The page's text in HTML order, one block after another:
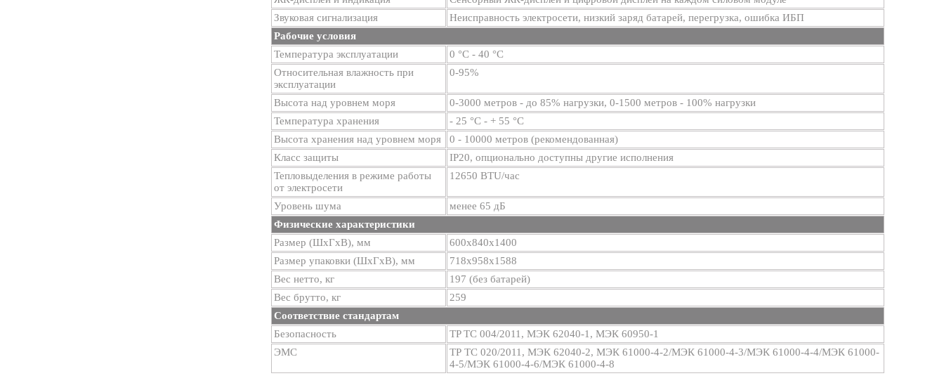
Звуковая сигнализация
Неисправность электросети, низкий заряд батарей, перегрузка, ошибка ИБП
Рабочие условия
Температура эксплуатации
0 °С - 40 °С
Относительная влажность при
эксплуатации
0-95%
Высота над уровнем моря
0-3000 метров - до 85% нагрузки, 0-1500 метров - 100% нагрузки
Температура хранения
- 25 °С - + 55 °С
Высота хранения над уровнем моря
0 - 10000 метров (рекомендованная)
Класс защиты
IP20, опционально доступны другие исполнения
Тепловыделения в режиме работы
от электросети
12650 BTU/час
Уровень шума
менее 65 дБ
Физические характеристики
Размер (ШхГхВ), мм
600х840х1400
Размер упаковки (ШхГхВ), мм
718х958х1588
Вес нетто, кг
197 (без батарей)
Вес брутто, кг
259
Соответствие стандартам
Безопасность
TP TC 004/2011, МЭК 62040-1, МЭК 60950-1
ЭМС
ТР ТС 020/2011, МЭК 62040-2, МЭК 61000-4-2/МЭК 61000-4-3/МЭК 61000-4-4/МЭК 61000-
4-5/МЭК 61000-4-6/МЭК 61000-4-8